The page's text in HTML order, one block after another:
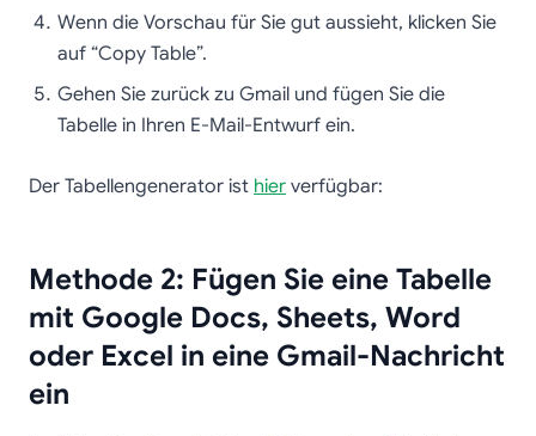
Wenn die Vorschau für Sie gut aussieht, klicken Sie
auf “Copy Table”.
Gehen Sie zurück zu Gmail und fügen Sie die
Tabelle in Ihren E-Mail-Entwurf ein.
Der Tabellengenerator ist hier verfügbar:
Methode 2: Fügen Sie eine Tabelle
mit Google Docs, Sheets, Word
oder Excel in eine Gmail-Nachricht
ein